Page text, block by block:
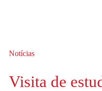
Notícias
Visita de